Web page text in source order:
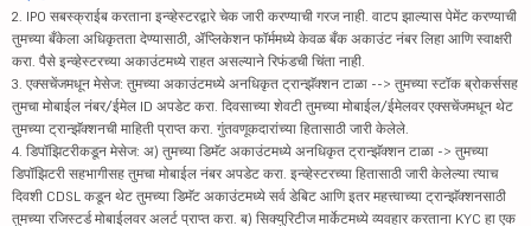
2. IPO सबस्क्राईब करताना इन्व्हेस्टरद्वारे चेक जारी करण्याची गरज नाही. वाटप झाल्यास पेमेंट करण्याची
तुमच्या बँकेला अधिकृतता देण्यासाठी, ॲप्लिकेशन फॉर्ममध्ये केवळ बँक अकाउंट नंबर लिहा आणि स्वाक्षरी
करा. पैसे इन्व्हेस्टरच्या अकाउंटमध्ये राहत असल्याने रिफंडची चिंता नाही.
3. एक्सचेंजमधून मेसेज: तुमच्या अकाउंटमध्ये अनधिकृत ट्रान्झॅक्शन टाळा --> तुमच्या स्टॉक ब्रोकर्ससह
तुमचा मोबाईल नंबर/ईमेल ID अपडेट करा. दिवसाच्या शेवटी तुमच्या मोबाईल/ईमेलवर एक्सचेंजमधून थेट
तुमच्या ट्रान्झॅक्शनची माहिती प्राप्त करा. गुंतवणूकदारांच्या हितासाठी जारी केलेले.
4. डिपॉझिटरीकडून मेसेज: अ) तुमच्या डिमॅट अकाउंटमध्ये अनधिकृत ट्रान्झॅक्शन टाळा -> तुमच्या
डिपॉझिटरी सहभागीसह तुमचा मोबाईल नंबर अपडेट करा. इन्व्हेस्टरच्या हितासाठी जारी केलेल्या त्याच
दिवशी CDSL कडून थेट तुमच्या डिमॅट अकाउंटमध्ये सर्व डेबिट आणि इतर महत्त्वाच्या ट्रान्झॅक्शनसाठी
तुमच्या रजिस्टर्ड मोबाईलवर अलर्ट प्राप्त करा. ब) सिक्युरिटीज मार्केटमध्ये व्यवहार करताना KYC हा एक